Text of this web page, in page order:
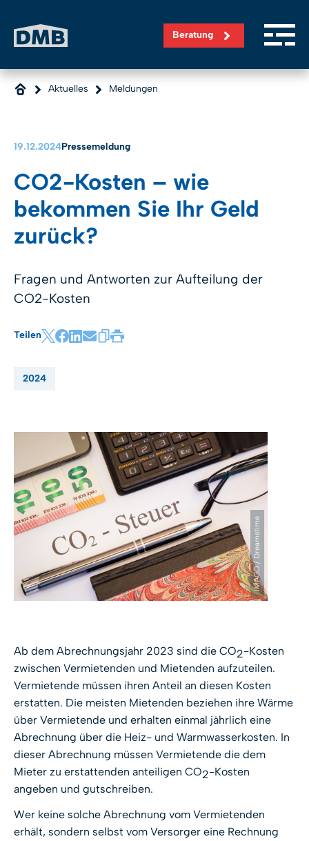
Beratung
Aktuelles Meldungen
19.12.2024Pressemeldung
CO2-Kosten – wie
bekommen Sie Ihr Geld
zurück?
Fragen und Antworten zur Aufteilung der
CO2-Kosten
Teilen
2024
IMAGO / Dreamstime
Ab dem Abrechnungsjahr 2023 sind die CO2-Kosten
zwischen Vermietenden und Mietenden aufzuteilen.
Vermietende müssen ihren Anteil an diesen Kosten
erstatten. Die meisten Mietenden beziehen ihre Wärme
über Vermietende und erhalten einmal jährlich eine
Abrechnung über die Heiz- und Warmwasserkosten. In
dieser Abrechnung müssen Vermietende die dem
Mieter zu erstattenden anteiligen CO2-Kosten
angeben und gutschreiben.
Wer keine solche Abrechnung vom Vermietenden
erhält, sondern selbst vom Versorger eine Rechnung